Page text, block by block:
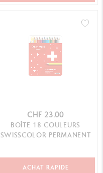
CHF 23.00
BOÎTE 18 COULEURS
SWISSCOLOR PERMANENT
ACHAT RAPIDE